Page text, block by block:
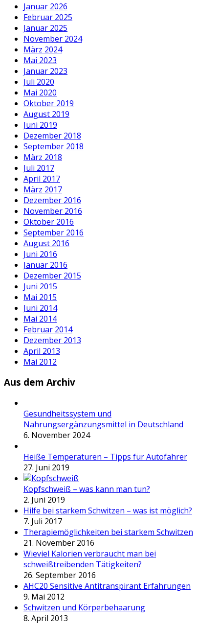
Januar 2026
Februar 2025
Januar 2025
November 2024
März 2024
Mai 2023
Januar 2023
Juli 2020
Mai 2020
Oktober 2019
August 2019
Juni 2019
Dezember 2018
September 2018
März 2018
Juli 2017
April 2017
März 2017
Dezember 2016
November 2016
Oktober 2016
September 2016
August 2016
Juni 2016
Januar 2016
Dezember 2015
Juni 2015
Mai 2015
Juni 2014
Mai 2014
Februar 2014
Dezember 2013
April 2013
Mai 2012
Aus dem Archiv
Gesundheitssystem und
Nahrungsergänzungsmittel in Deutschland
6. November 2024
Heiße Temperaturen – Tipps für Autofahrer
27. Juni 2019
Kopfschweiß – was kann man tun?
2. Juni 2019
Hilfe bei starkem Schwitzen – was ist möglich?
7. Juli 2017
Therapiemöglichkeiten bei starkem Schwitzen
21. November 2016
Wieviel Kalorien verbraucht man bei
schweißtreibenden Tätigkeiten?
26. September 2016
AHC20 Sensitive Antitranspirant Erfahrungen
9. Mai 2012
Schwitzen und Körperbehaarung
8. April 2013